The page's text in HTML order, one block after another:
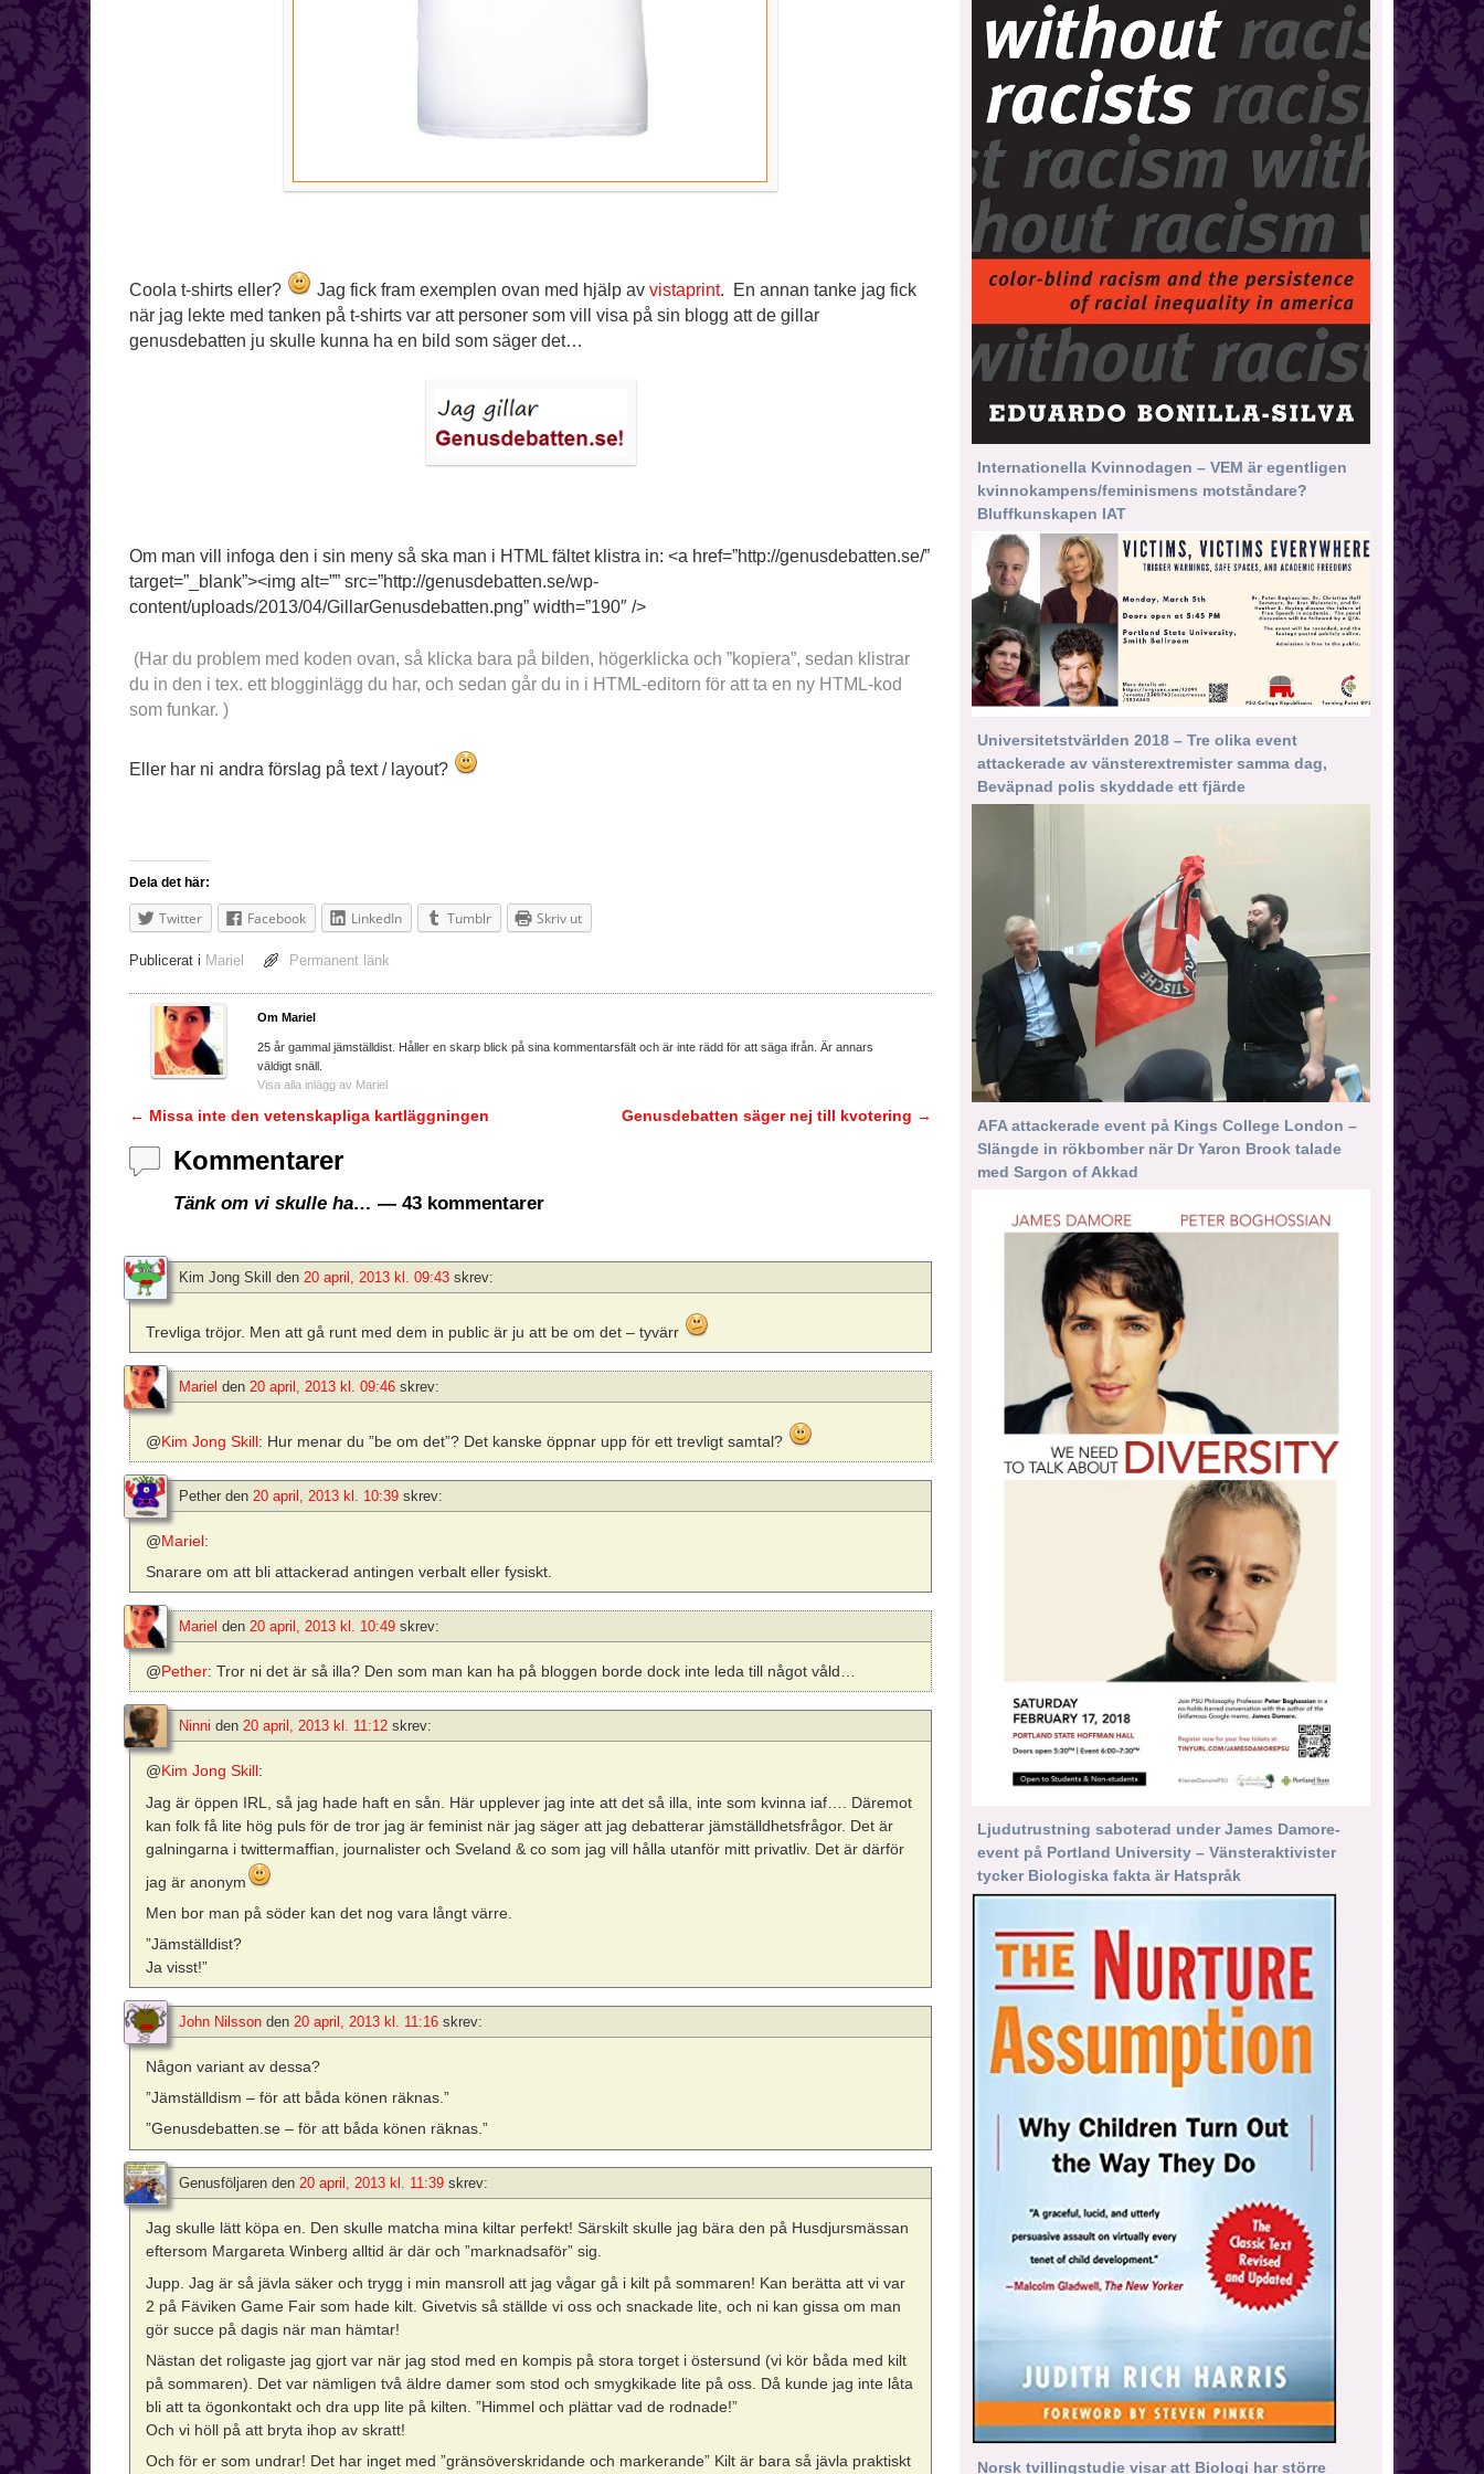
Coola t-shirts eller? Jag fick fram exemplen ovan med hjälp av vistaprint. En annan tanke jag fick
när jag lekte med tanken på t-shirts var att personer som vill visa på sin blogg att de gillar
genusdebatten ju skulle kunna ha en bild som säger det…
Om man vill infoga den i sin meny så ska man i HTML fältet klistra in: <a href=”http://genusdebatten.se/”
target=”_blank”><img alt=”” src=”http://genusdebatten.se/wp-
content/uploads/2013/04/GillarGenusdebatten.png” width=”190″ />
(Har du problem med koden ovan, så klicka bara på bilden, högerklicka och ”kopiera”, sedan klistrar
du in den i tex. ett blogginlägg du har, och sedan går du in i HTML-editorn för att ta en ny HTML-kod
som funkar. )
Eller har ni andra förslag på text / layout?
Dela det här:
Twitter Facebook LinkedIn Tumblr Skriv ut
Publicerat i Mariel Permanent länk
Om Mariel
25 år gammal jämställdist. Håller en skarp blick på sina kommentarsfält och är inte rädd för att säga ifrån. Är annars
väldigt snäll.
Visa alla inlägg av Mariel
Inläggsnavigering
← Missa inte den vetenskapliga kartläggningen Genusdebatten säger nej till kvotering →
Kommentarer
Tänk om vi skulle ha… — 43 kommentarer
Kim Jong Skill den 20 april, 2013 kl. 09:43 skrev:
Trevliga tröjor. Men att gå runt med dem in public är ju att be om det – tyvärr
Mariel den 20 april, 2013 kl. 09:46 skrev:
@Kim Jong Skill: Hur menar du ”be om det”? Det kanske öppnar upp för ett trevligt samtal?
Pether den 20 april, 2013 kl. 10:39 skrev:
@Mariel:
Snarare om att bli attackerad antingen verbalt eller fysiskt.
Mariel den 20 april, 2013 kl. 10:49 skrev:
@Pether: Tror ni det är så illa? Den som man kan ha på bloggen borde dock inte leda till något våld…
Ninni den 20 april, 2013 kl. 11:12 skrev:
@Kim Jong Skill:
Jag är öppen IRL, så jag hade haft en sån. Här upplever jag inte att det så illa, inte som kvinna iaf…. Däremot
kan folk få lite hög puls för de tror jag är feminist när jag säger att jag debatterar jämställdhetsfrågor. Det är
galningarna i twittermaffian, journalister och Sveland & co som jag vill hålla utanför mitt privatliv. Det är därför
jag är anonym
Men bor man på söder kan det nog vara långt värre.
”Jämställdist?
Ja visst!”
John Nilsson den 20 april, 2013 kl. 11:16 skrev:
Någon variant av dessa?
”Jämställdism – för att båda könen räknas.”
”Genusdebatten.se – för att båda könen räknas.”
Genusföljaren den 20 april, 2013 kl. 11:39 skrev:
Jag skulle lätt köpa en. Den skulle matcha mina kiltar perfekt! Särskilt skulle jag bära den på Husdjursmässan
eftersom Margareta Winberg alltid är där och ”marknadsaför” sig.
Jupp. Jag är så jävla säker och trygg i min mansroll att jag vågar gå i kilt på sommaren! Kan berätta att vi var
2 på Fäviken Game Fair som hade kilt. Givetvis så ställde vi oss och snackade lite, och ni kan gissa om man
gör succe på dagis när man hämtar!
Nästan det roligaste jag gjort var när jag stod med en kompis på stora torget i östersund (vi kör båda med kilt
på sommaren). Det var nämligen två äldre damer som stod och smygkikade lite på oss. Då kunde jag inte låta
bli att ta ögonkontakt och dra upp lite på kilten. ”Himmel och plättar vad de rodnade!”
Och vi höll på att bryta ihop av skratt!
Och för er som undrar! Det har inget med ”gränsöverskridande och markerande” Kilt är bara så jävla praktiskt
Internationella Kvinnodagen – VEM är egentligen
kvinnokampens/feminismens motståndare?
Bluffkunskapen IAT
Universitetstvärlden 2018 – Tre olika event
attackerade av vänsterextremister samma dag,
Beväpnad polis skyddade ett fjärde
AFA attackerade event på Kings College London –
Slängde in rökbomber när Dr Yaron Brook talade
med Sargon of Akkad
Ljudutrustning saboterad under James Damore-
event på Portland University – Vänsteraktivister
tycker Biologiska fakta är Hatspråk
Norsk tvillingstudie visar att Biologi har större